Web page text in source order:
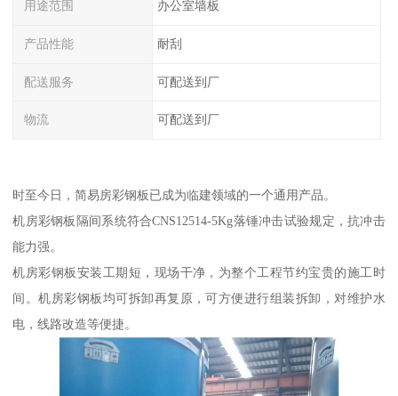
用途范围 办公室墙板
产品性能 耐刮
配送服务 可配送到厂
物流 可配送到厂
时至今日，简易房彩钢板已成为临建领域的一个通用产品。
机房彩钢板隔间系统符合CNS12514-5Kg落锤冲击试验规定，抗冲击
能力强。
机房彩钢板安装工期短，现场干净，为整个工程节约宝贵的施工时
间。机房彩钢板均可拆卸再复原，可方便进行组装拆卸，对维护水
电，线路改造等便捷。